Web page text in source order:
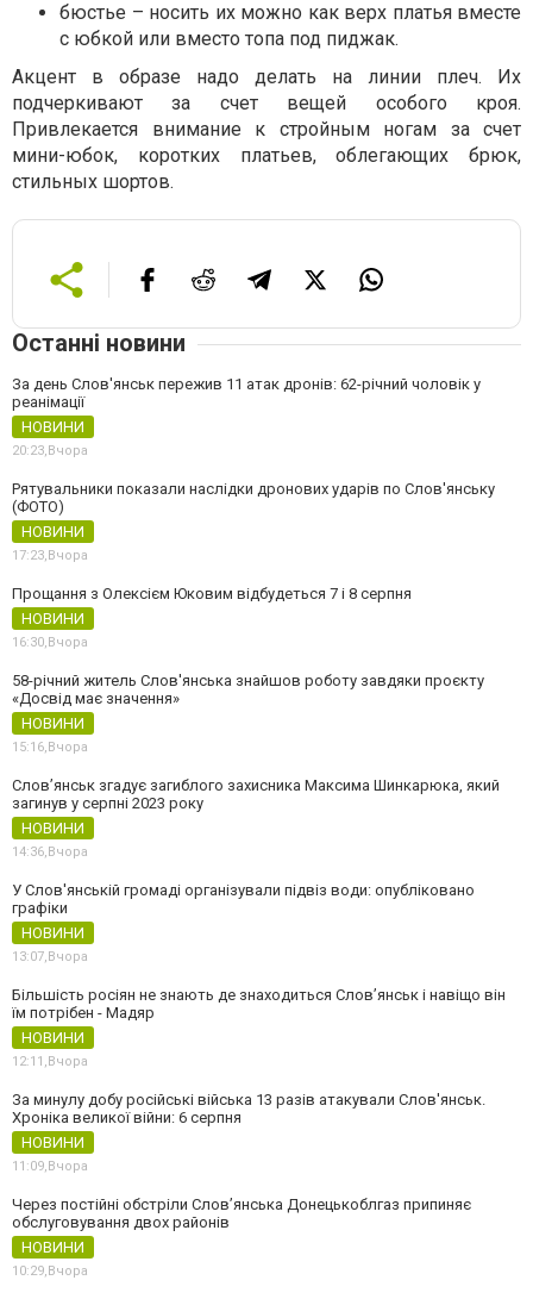
бюстье – носить их можно как верх платья вместе
с юбкой или вместо топа под пиджак.
Акцент в образе надо делать на линии плеч. Их
подчеркивают за счет вещей особого кроя.
Привлекается внимание к стройным ногам за счет
мини-юбок, коротких платьев, облегающих брюк,
стильных шортов.
Останні новини
За день Слов'янськ пережив 11 атак дронів: 62-річний чоловік у
реанімації
НОВИНИ
20:23,Вчора
Рятувальники показали наслідки дронових ударів по Слов'янську
(ФОТО)
НОВИНИ
17:23,Вчора
Прощання з Олексієм Юковим відбудеться 7 і 8 серпня
НОВИНИ
16:30,Вчора
58-річний житель Слов'янська знайшов роботу завдяки проєкту
«Досвід має значення»
НОВИНИ
15:16,Вчора
Слов’янськ згадує загиблого захисника Максима Шинкарюка, який
загинув у серпні 2023 року
НОВИНИ
14:36,Вчора
У Слов'янській громаді організували підвіз води: опубліковано
графіки
НОВИНИ
13:07,Вчора
Більшість росіян не знають де знаходиться Слов’янськ і навіщо він
їм потрібен - Мадяр
НОВИНИ
12:11,Вчора
За минулу добу російські війська 13 разів атакували Слов'янськ.
Хроніка великої війни: 6 серпня
НОВИНИ
11:09,Вчора
Через постійні обстріли Слов’янська Донецькоблгаз припиняє
обслуговування двох районів
НОВИНИ
10:29,Вчора